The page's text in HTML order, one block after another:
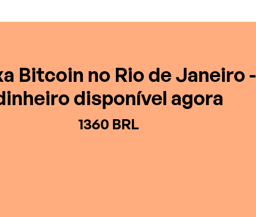
Bitcoin no Rio de Janeiro -
disponível agora
1360 BRL